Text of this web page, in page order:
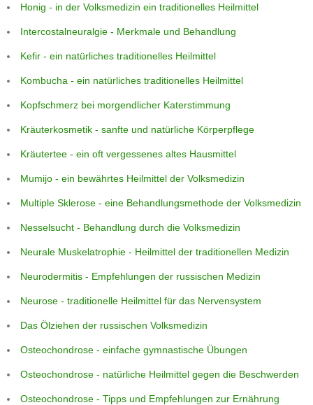
Honig - in der Volksmedizin ein traditionelles Heilmittel
Intercostalneuralgie - Merkmale und Behandlung
Kefir - ein natürliches traditionelles Heilmittel
Kombucha - ein natürliches traditionelles Heilmittel
Kopfschmerz bei morgendlicher Katerstimmung
Kräuterkosmetik - sanfte und natürliche Körperpflege
Kräutertee - ein oft vergessenes altes Hausmittel
Mumijo - ein bewährtes Heilmittel der Volksmedizin
Multiple Sklerose - eine Behandlungsmethode der Volksmedizin
Nesselsucht - Behandlung durch die Volksmedizin
Neurale Muskelatrophie - Heilmittel der traditionellen Medizin
Neurodermitis - Empfehlungen der russischen Medizin
Neurose - traditionelle Heilmittel für das Nervensystem
Das Ölziehen der russischen Volksmedizin
Osteochondrose - einfache gymnastische Übungen
Osteochondrose - natürliche Heilmittel gegen die Beschwerden
Osteochondrose - Tipps und Empfehlungen zur Ernährung